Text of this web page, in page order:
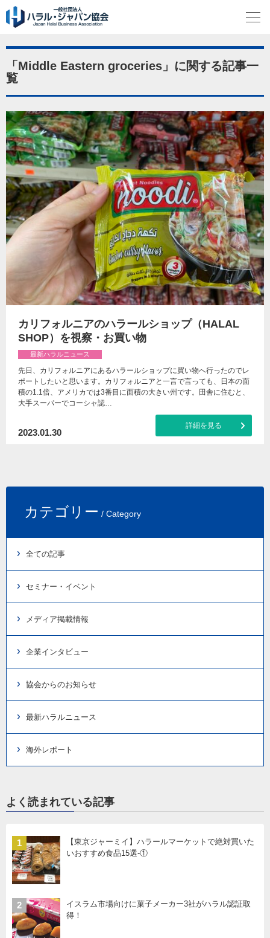
「Middle Eastern groceries」に関する記事一
覧
カリフォルニアのハラールショップ（HALAL
SHOP）を視察・お買い物
最新ハラルニュース
先日、カリフォルニアにあるハラールショップに買い物へ行ったのでレ
ポートしたいと思います。カリフォルニアと一言で言っても、日本の面
積の1.1倍、アメリカでは3番目に面積の大きい州です。田舎に住むと、
大手スーパーでコーシャ認…
2023.01.30
詳細を見る
カテゴリー / Category
全ての記事
セミナー・イベント
メディア掲載情報
企業インタビュー
協会からのお知らせ
最新ハラルニュース
海外レポート
よく読まれている記事
1
【東京ジャーミイ】ハラールマーケットで絶対買いた
いおすすめ食品15選-①
2
イスラム市場向けに菓子メーカー3社がハラル認証取
得！